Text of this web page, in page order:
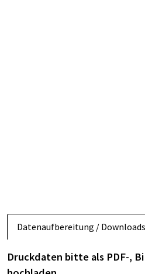
Datenaufbereitung / Downloads
Druckdaten bitte als PDF-,